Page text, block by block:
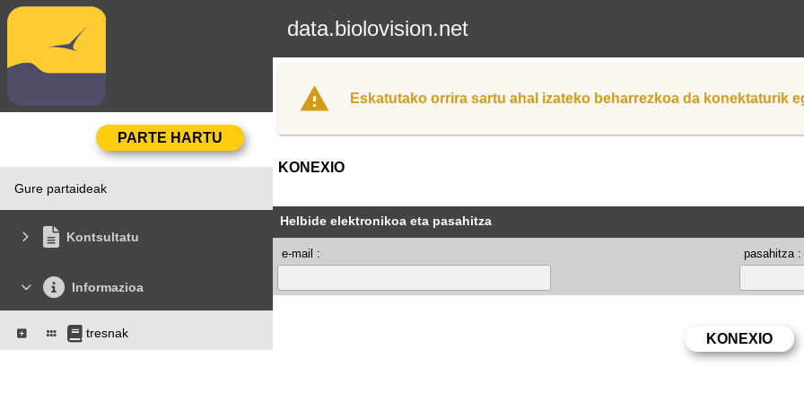
data.biolovision.net
Gure partaideak
Kontsultatu
Informazioa
tresnak
Eskatutako orrira sartu ahal izateko beharrezkoa da konektaturik
KONEXIO
Helbide elektronikoa eta pasahitza
e-mail : pasahitza :